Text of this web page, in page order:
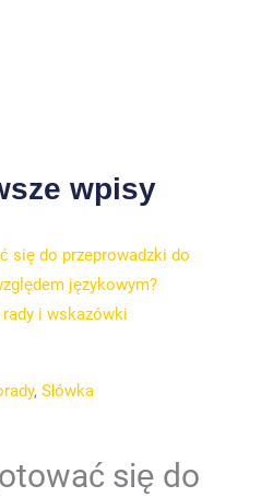
wpisy
, Słówka
się do